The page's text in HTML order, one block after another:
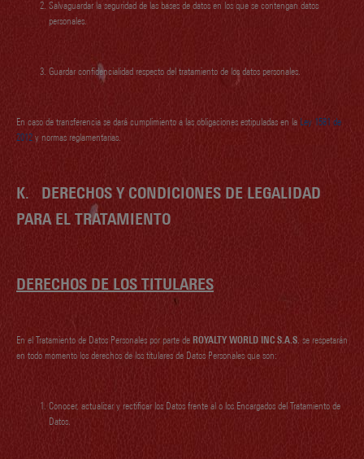
Salvaguardar la seguridad de las bases de datos en los que se contengan datos
personales.
Guardar confidencialidad respecto del tratamiento de los datos personales.
En caso de transferencia se dará cumplimiento a las obligaciones estipuladas en la Ley 1581 de
2012 y normas reglamentarias.
K. DERECHOS Y CONDICIONES DE LEGALIDAD
PARA EL TRATAMIENTO
DERECHOS DE LOS TITULARES
En el Tratamiento de Datos Personales por parte de ROYALTY WORLD INC S.A.S. se respetarán
en todo momento los derechos de los titulares de Datos Personales que son:
Conocer, actualizar y rectificar los Datos frente al o los Encargados del Tratamiento de
Datos.